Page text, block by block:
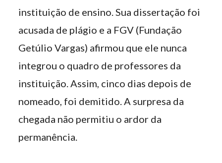
instituição de ensino. Sua dissertação foi
acusada de plágio e a FGV (Fundação
Getúlio Vargas) afirmou que ele nunca
integrou o quadro de professores da
instituição. Assim, cinco dias depois de
nomeado, foi demitido. A surpresa da
chegada não permitiu o ardor da
permanência.